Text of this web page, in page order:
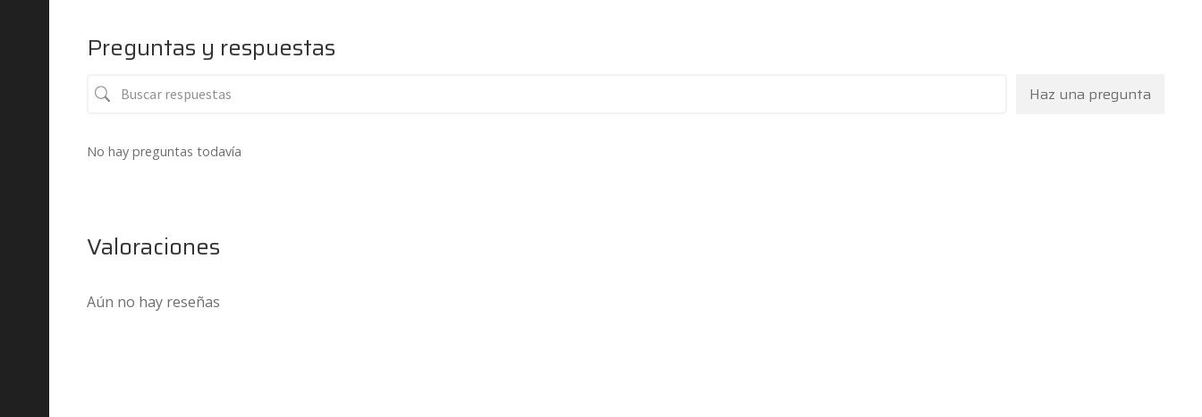
Preguntas y respuestas
Haz una pregunta
No hay preguntas todavía
Valoraciones
Aún no hay reseñas